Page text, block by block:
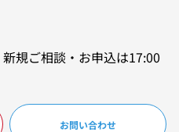
規ご相談・お申込は17:00
お問い合わせ